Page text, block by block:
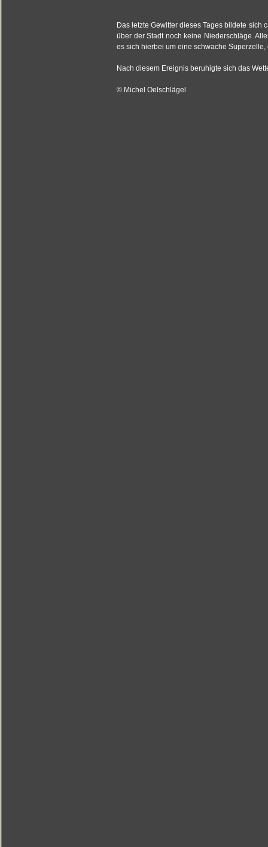
Das letzte Gewitter dieses Tages bildete
über der Stadt noch keine Niederschläge.
es sich hierbei um eine schwache
Nach diesem Ereignis beruhigte sich das
© Michel Oelschlägel